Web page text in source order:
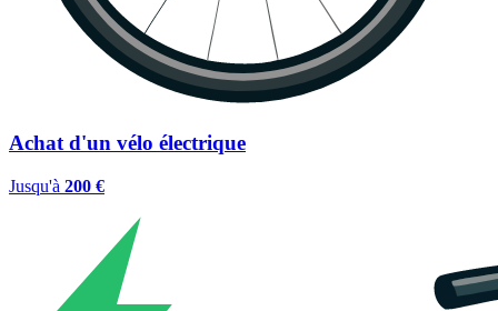
Achat d'un vélo électrique
Jusqu'à 200 €